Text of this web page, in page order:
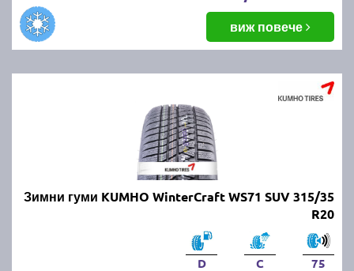
виж повече
Зимни гуми KUMHO WinterCraft WS71 SUV 315/35
R20
D C 75